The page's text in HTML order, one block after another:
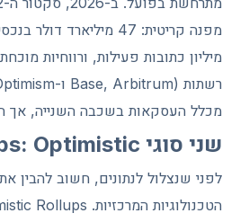
מיליון כתובות פעילות, ורווחיות
מכלל העסקאות בשכבה השנייה, אך
שני סוגי Rollups: Optimistic מול ZK
לפני שנצלול לנתונים, חשוב להבין